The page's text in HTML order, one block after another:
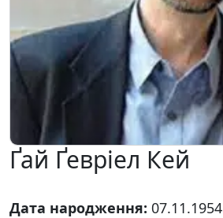
Ґай Ґевріел Кей
Дата народження: 07.11.1954